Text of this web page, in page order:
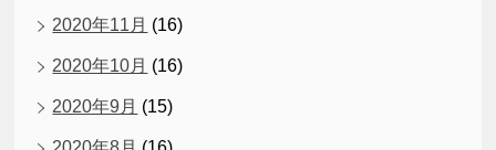
2020年11月 (16)
2020年10月 (16)
2020年9月 (15)